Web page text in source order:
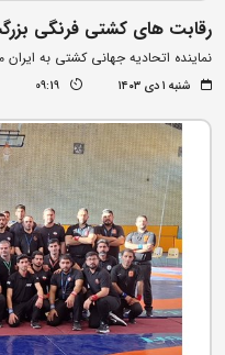
رقابت های کشتی فرنگی
نماینده اتحادیه جهانی کشتی به ایران
شنبه ۱ دی ۱۴۰۳ 09:19